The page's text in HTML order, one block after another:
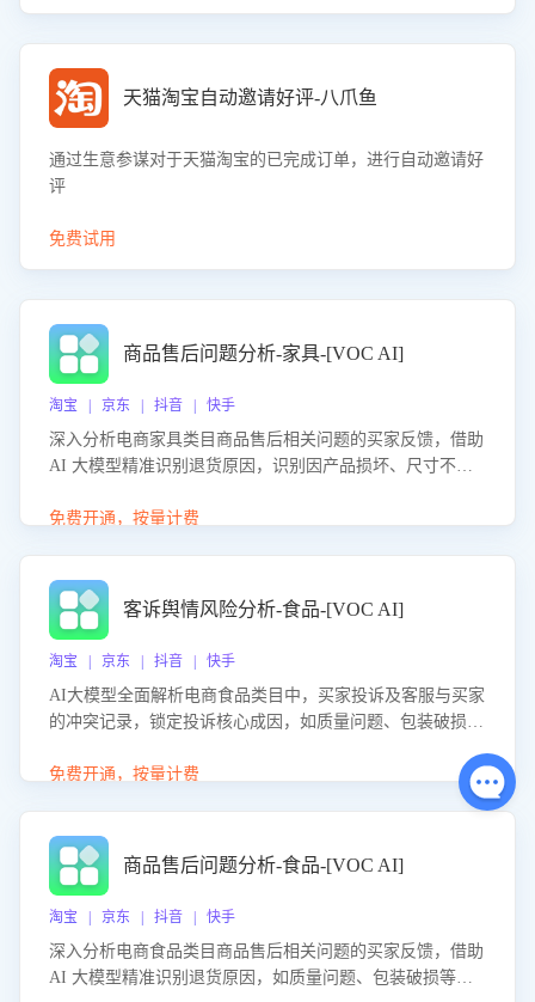
天猫淘宝自动邀请好评-八爪鱼
通过生意参谋对于天猫淘宝的已完成订单，进行自动邀请好
评
免费试用
商品售后问题分析-家具-[VOC AI]
淘宝 | 京东 | 抖音 | 快手
深入分析电商家具类目商品售后相关问题的买家反馈，借助
AI 大模型精准识别退货原因，识别因产品损坏、尺寸不符
力商家优化产品或服务，实现销售额的显著提升。
免费开通，按量计费
客诉舆情风险分析-食品-[VOC AI]
淘宝 | 京东 | 抖音 | 快手
AI大模型全面解析电商食品类目中，买家投诉及客服与买家
的冲突记录，锁定投诉核心成因，如质量问题、包装破损
置差评防控，提升客户满意度。
免费开通，按量计费
商品售后问题分析-食品-[VOC AI]
淘宝 | 京东 | 抖音 | 快手
深入分析电商食品类目商品售后相关问题的买家反馈，借助
AI 大模型精准识别退货原因，如质量问题、包装破损等，